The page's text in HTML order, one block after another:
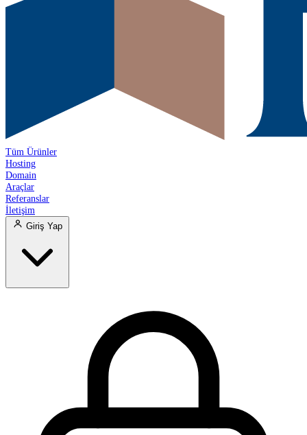
Tüm Ürünler
Hosting
Domain
Araçlar
Referanslar
İletişim
Giriş Yap